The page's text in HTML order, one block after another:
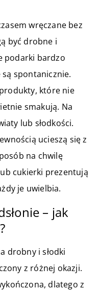
wręczane bez
być drobne i
podarki bardzo
są spontanicznie.
które nie
smakują. Na
lub słodkości.
ucieszą się z
na chwilę
cukierki prezentują
je uwielbia.
– jak
drobny i słodki
z różnej okazji.
dlatego z